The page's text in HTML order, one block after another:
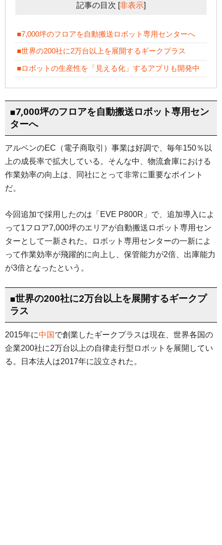
記事の目次 [非表示]
■7,000坪のフロアを自動搬送ロボット専用センターへ
■世界の200社に2万台以上を展開するギークプラス
■ロボットの生産性を「見える化」するアプリも開発中
■7,000坪のフロアを自動搬送ロボット専用セン
ターへ
アルペンのEC（電子商取引）事業は好調で、毎年150％以
上の成長率で拡大している。そんな中、物流倉庫における
作業効率の向上は、同社にとって非常に重要なポイント
だ。
今回追加で採用したのは「EVE P800R」で、追加導入によ
って1フロア7,000坪のエリアが自動搬送ロボット専用セン
ターとして一新された。ロボット専用センターの一新によ
って作業効率が飛躍的に向上し、保管能力が2倍、出庫能力
が3倍となったという。
■世界の200社に2万台以上を展開するギークプ
ラス
2015年に中国 で創業したギークプラスは現在、世界各国の
企業200社に2万台以上の自律走行型ロボットを展開してい
る。日本法人は2017年に設立された。